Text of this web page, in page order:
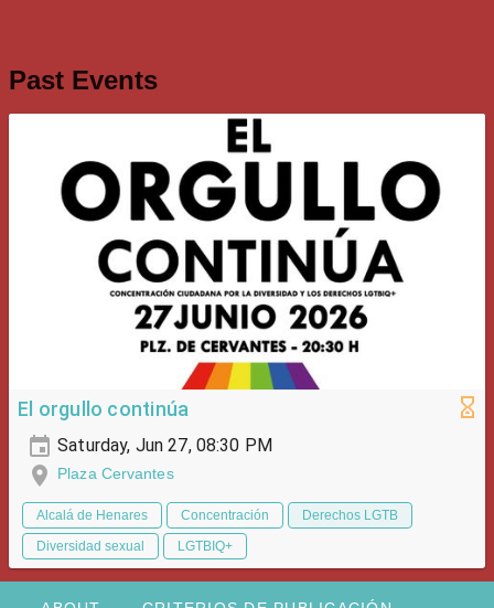
Past Events
El orgullo continúa
Saturday, Jun 27, 08:30 PM
Plaza Cervantes
Alcalá de Henares Concentración
Derechos LGTB
Diversidad sexual
LGTBIQ+